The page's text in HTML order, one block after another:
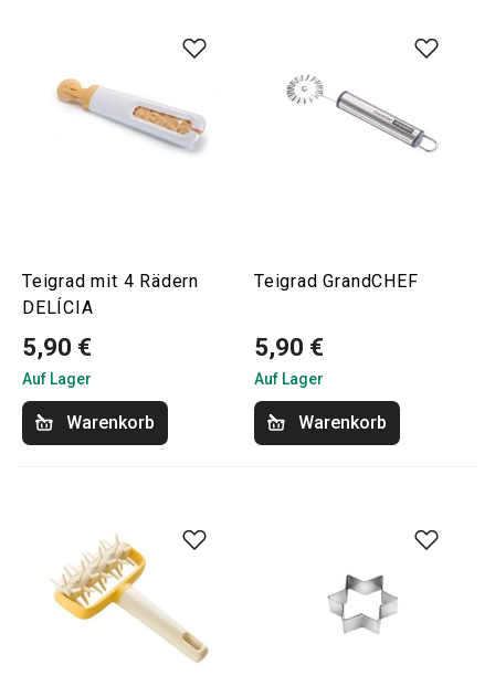
Teigrad mit 4 Rädern
DELÍCIA
5,90 €
Auf Lager
Warenkorb
Teigrad GrandCHEF
5,90 €
Auf Lager
Warenkorb